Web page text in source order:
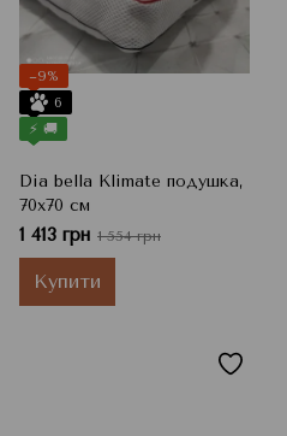
−9%
6
⚡ 🚚
Dia bella Klimate подушка,
70x70 см
1 413 грн 1 554 грн
Купити